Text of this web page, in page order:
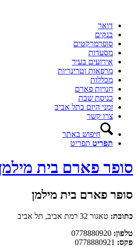
דואר
בנקים
סופרמרקטים
מסעדות
אירועים בעיר
מרפאות וטרינריות
מכללות
חנויות פארם
כניסת שבת
זמני היום בתל אביב
צרו קשר
חיפוש באתר
תפריט תפריט
סופר פארם בית
סופר פארם בית מילמן
כתובת: טאגור 32 רמת אביב, תל אביב
טלפון:
פקס: